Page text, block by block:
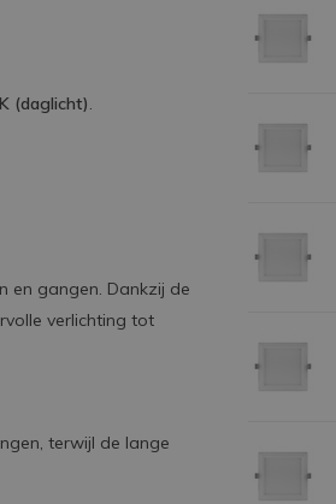
(daglicht).
en gangen. Dankzij de
verlichting tot
terwijl de lange